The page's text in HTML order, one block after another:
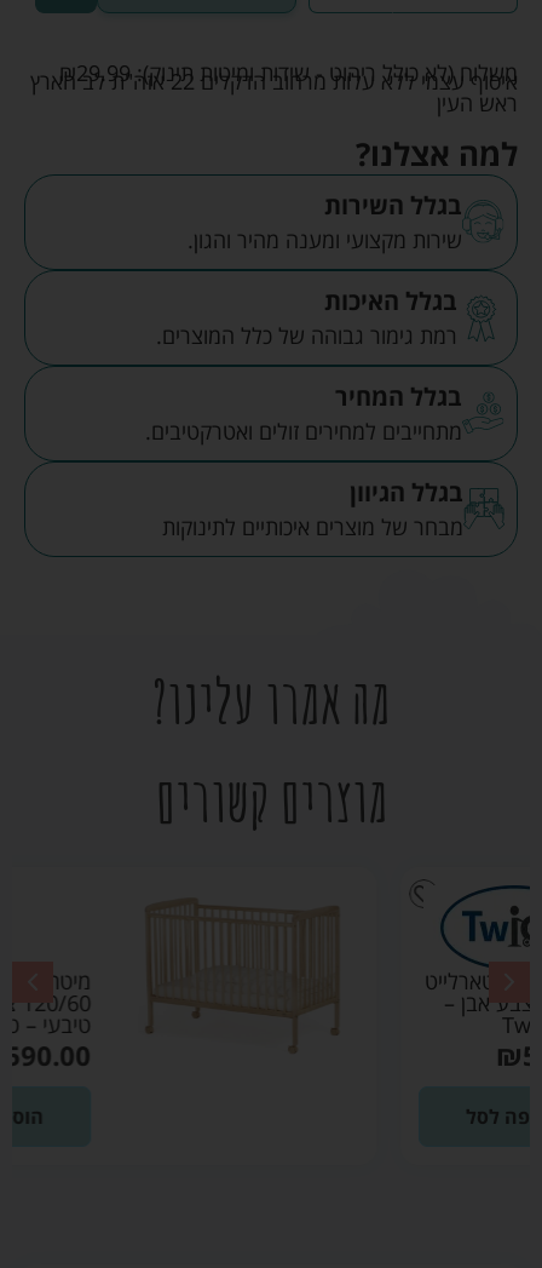
משלוח (לא כולל ריהוט - שידות ומיטות תינוק): ₪29.99
איסוף עצמי ללא עלות מרחוב הדקלים 22 אזה"ת לב הארץ
ראש העין
למה אצלנו?
בגלל השירות
שירות מקצועי ומענה מהיר והגון.
בגלל האיכות
רמת גימור גבוהה של כלל המוצרים.
בגלל המחיר
מתחייבים למחירים זולים ואטרקטיבים.
בגלל הגיוון
מבחר של מוצרים איכותיים לתינוקות
מה אמרו עלינו?
מוצרים קשורים
מיטת תינוק סטארלייט
120/60 צבע עץ
טיבעי – טוויגי Twigy